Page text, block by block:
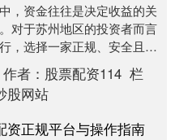
，资金往往是决定收益的关
对于苏州地区的投资者而言
，选择一家正规、安全且低
平台，不仅能够放大投资杠
控制....
作者： 股票配资114 栏
股网站
资正规平台与操作指南